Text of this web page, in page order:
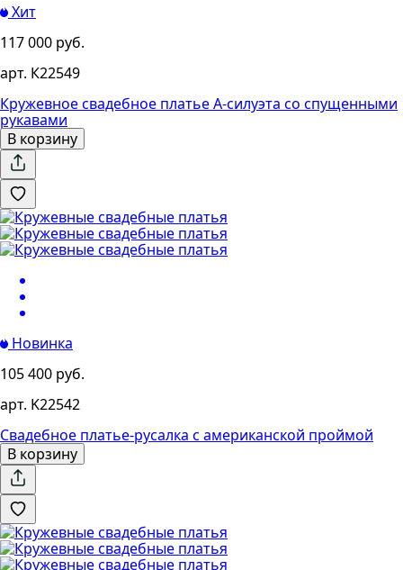
Хит
117 000 руб.
арт. К22549
Кружевное свадебное платье А-силуэта со спущенными
рукавами
В корзину
Новинка
105 400 руб.
арт. K22542
Свадебное платье-русалка с американской проймой
В корзину